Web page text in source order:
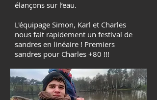
élançons sur l’eau.
L'équipage Simon, Karl et Charles
nous fait rapidement un festival de
sandres en linéaire ! Premiers
sandres pour Charles +80 !!!